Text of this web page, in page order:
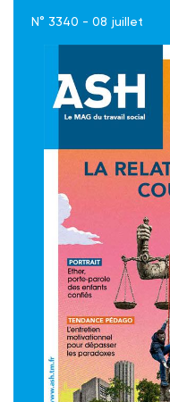
N° 3340 - 08 juillet